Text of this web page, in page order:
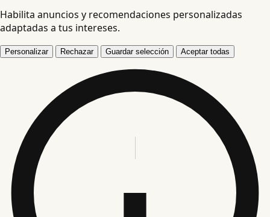
Habilita anuncios y recomendaciones personalizadas
adaptadas a tus intereses.
Personalizar Rechazar Guardar selección Aceptar todas